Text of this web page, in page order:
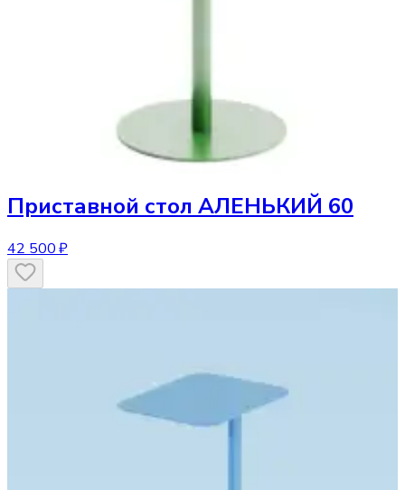
Приставной стол АЛЕНЬКИЙ 60
42 500 ₽